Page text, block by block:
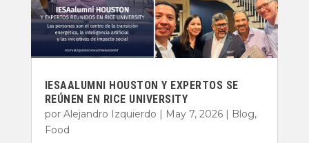
IESAALUMNI HOUSTON Y EXPERTOS SE
REÚNEN EN RICE UNIVERSITY
por Alejandro Izquierdo | May 7, 2026| Blog,
Food